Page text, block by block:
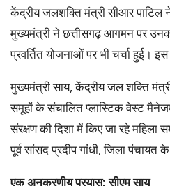
केंद्रीय जलशक्ति मंत्री सीआर पाटिल
मुख्यमंत्री ने छत्तीसगढ़ आगमन पर
प्रवर्तित योजनाओं पर भी चर्चा हुई।
मुख्यमंत्री साय, केंद्रीय जल शक्ति
समूहों के संचालित प्लास्टिक वेस्ट
संरक्षण की दिशा में किए जा रहे महिला
पूर्व सांसद प्रदीप गांधी, जिला पंचायत
एक अनुकरणीय प्रयास: सीएम साय